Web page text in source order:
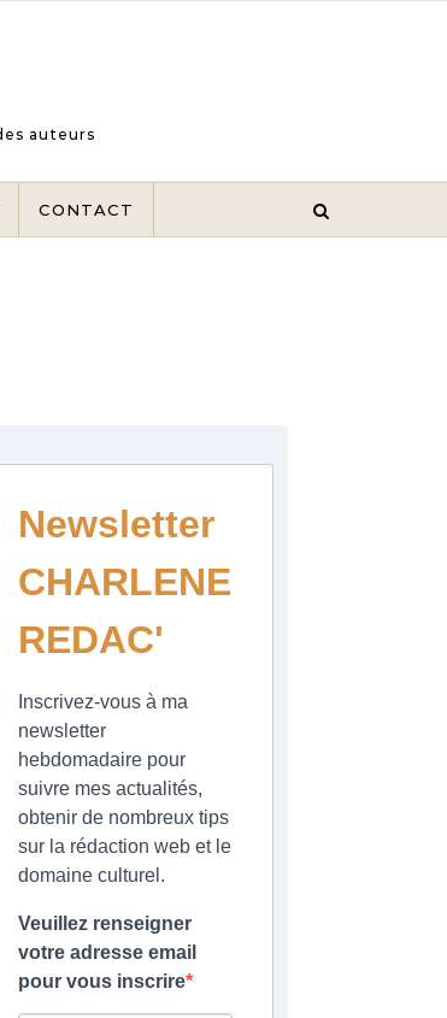
auteurs
CONTACT
Newsletter
CHARLENE
REDAC'
Inscrivez-vous à ma
newsletter
hebdomadaire pour
suivre mes actualités,
obtenir de nombreux tips
sur la rédaction web et le
domaine culturel.
Veuillez renseigner
votre adresse email
pour vous inscrire